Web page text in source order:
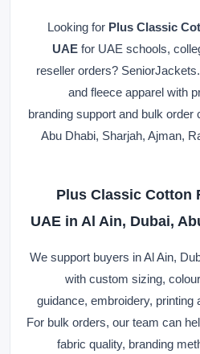
Looking for Plus Classic
UAE for UAE schools,
reseller orders?
and fleece apparel with
branding support and bulk order
Abu Dhabi, Sharjah, Ajman,
Plus Classic Cotton
UAE in Al Ain, Dubai,
We support buyers in Al Ain,
with custom sizing,
guidance, embroidery, printing
For bulk orders, our team can
fabric quality, branding